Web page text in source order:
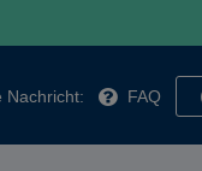
Nachricht: FAQ